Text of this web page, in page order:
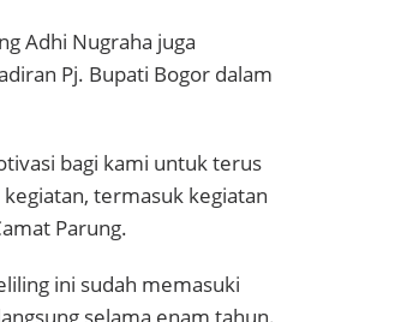
Adhi Nugraha juga
Pj. Bupati Bogor dalam
bagi kami untuk terus
termasuk kegiatan
Parung.
ini sudah memasuki
selama enam tahun.